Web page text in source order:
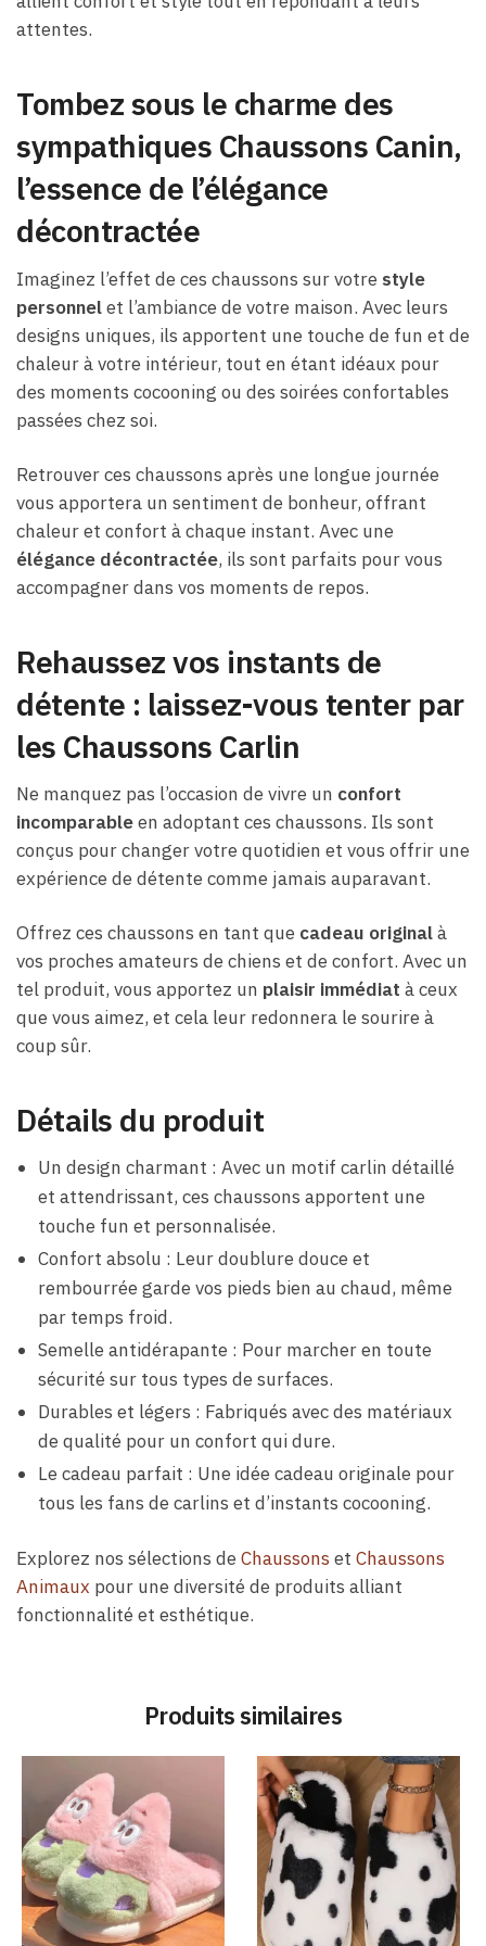
attentes.
Tombez sous le charme des
sympathiques Chaussons Canin,
l’essence de l’élégance
décontractée
Imaginez l’effet de ces chaussons sur votre style
personnelet l’ambiance de votre maison. Avec leurs
designs uniques, ils apportent une touche de fun et de
chaleur à votre intérieur, tout en étant idéaux pour
des moments cocooning ou des soirées confortables
passées chez soi.
Retrouver ces chaussons après une longue journée
vous apportera un sentiment de bonheur, offrant
chaleur et confort à chaque instant. Avec une
élégance décontractée, ils sont parfaits pour vous
accompagner dans vos moments de repos.
Rehaussez vos instants de
détente : laissez-vous tenter par
les Chaussons Carlin
Ne manquez pas l’occasion de vivre un confort
incomparableen adoptant ces chaussons. Ils sont
conçus pour changer votre quotidien et vous offrir une
expérience de détente comme jamais auparavant.
Offrez ces chaussons en tant que cadeau originalà
vos proches amateurs de chiens et de confort. Avec un
tel produit, vous apportez un plaisir immédiat à ceux
que vous aimez, et cela leur redonnera le sourire à
coup sûr.
Détails du produit
Un design charmant : Avec un motif carlin détaillé
et attendrissant, ces chaussons apportent une
touche fun et personnalisée.
Confort absolu : Leur doublure douce et
rembourrée garde vos pieds bien au chaud, même
par temps froid.
Semelle antidérapante : Pour marcher en toute
sécurité sur tous types de surfaces.
Durables et légers : Fabriqués avec des matériaux
de qualité pour un confort qui dure.
Le cadeau parfait : Une idée cadeau originale pour
tous les fans de carlins et d’instants cocooning.
Explorez nos sélections deChaussons et Chaussons
Animaux pour une diversité de produits alliant
fonctionnalité et esthétique.
Produits similaires